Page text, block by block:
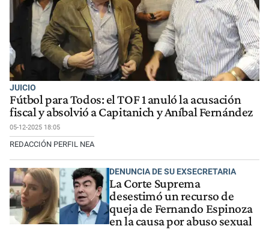
JUICIO
Fútbol para Todos: el TOF 1 anuló la acusación
fiscal y absolvió a Capitanich y Aníbal Fernández
05-12-2025 18:05
REDACCIÓN PERFIL NEA
DENUNCIA DE SU EXSECRETARIA
La Corte Suprema
desestimó un recurso de
queja de Fernando Espinoza
en la causa por abuso sexual